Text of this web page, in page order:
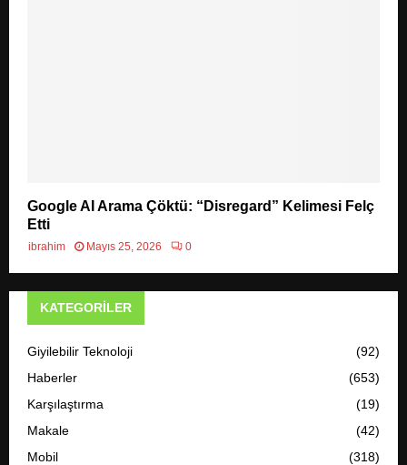
Google AI Arama Çöktü: “Disregard” Kelimesi Felç
Etti
ibrahim Mayıs 25, 2026 0
KATEGORILER
Giyilebilir Teknoloji
(92)
Haberler
(653)
Karşılaştırma
(19)
Makale
(42)
Mobil
(318)